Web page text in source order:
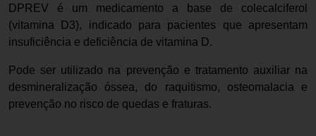
DPREV é um medicamento a base de colecalciferol
(vitamina D3), indicado para pacientes que apresentam
insuficiência e deficiência de vitamina D.
Pode ser utilizado na prevenção e tratamento auxiliar na
desmineralização óssea, do raquitismo, osteomalacia e
prevenção no risco de quedas e fraturas.